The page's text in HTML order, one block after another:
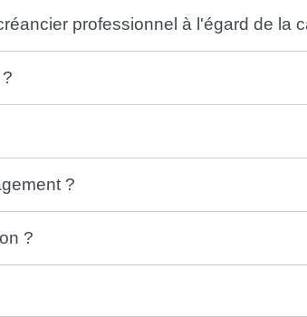
professionnel à l'égard de la
?
?